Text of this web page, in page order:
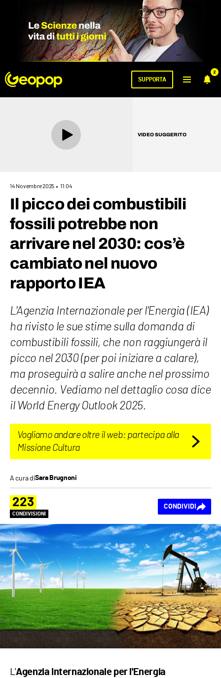
2
SUPPORTA
VIDEO SUGGERITO
14 Novembre 2025 11:04
Il picco dei combustibili
fossili potrebbe non
arrivare nel 2030: cos’è
cambiato nel nuovo
rapporto IEA
L'Agenzia Internazionale per l'Energia (IEA)
ha rivisto le sue stime sulla domanda di
combustibili fossili, che non raggiungerà il
picco nel 2030 (per poi iniziare a calare),
ma proseguirà a salire anche nel prossimo
decennio. Vediamo nel dettaglio cosa dice
il World Energy Outlook 2025.
Vogliamo andare oltre il web: partecipa alla
Missione Cultura
A cura diSara Brugnoni
223
CONDIVISIONI
CONDIVIDI
L'Agenzia Internazionale per l'Energia